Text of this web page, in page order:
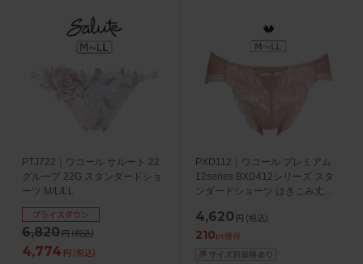
PTJ722｜ワコール サルート 22
グループ 22G スタンダードショ
ーツ M/L/LL
6,820円(税込)
プライスダウン
4,774 円 (税込)
PXD112｜ワコール プレミアム
12series BXD412シリーズ スタ
ンダードショーツ はきこみ丈：
4,620 円 (税込)
210pt獲得